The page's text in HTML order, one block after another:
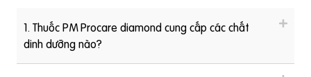
1. Thuốc PM Procare diamond cung cấp các chất
dinh dưỡng nào?